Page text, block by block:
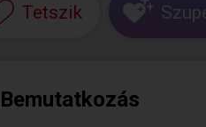
Tetszik
Bemutatkozás